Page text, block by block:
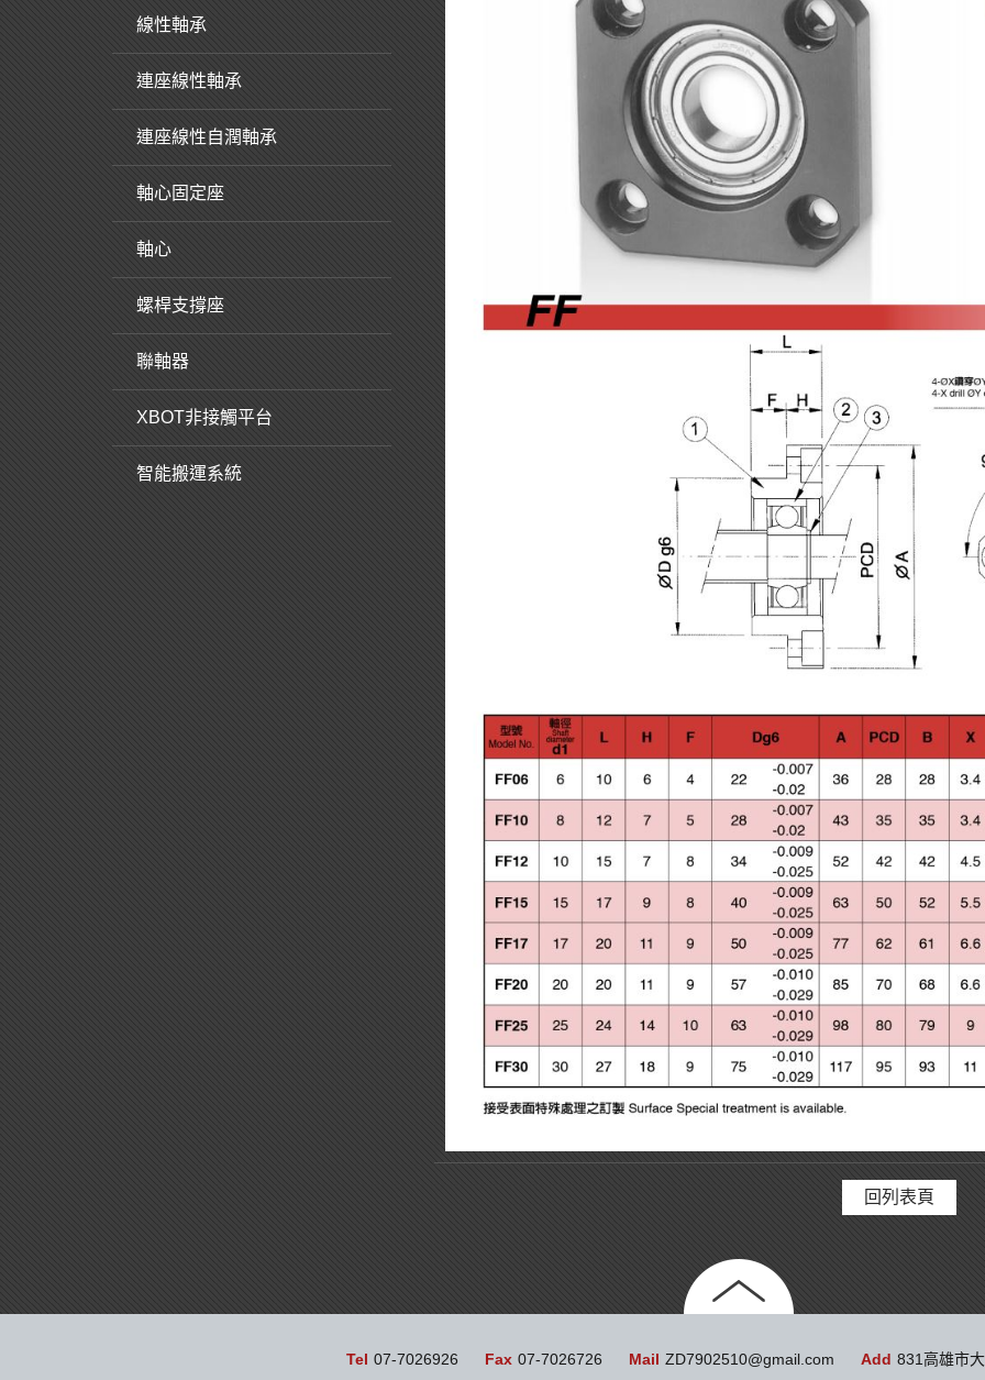
線性軸承
連座線性軸承
連座線性自潤軸承
軸心固定座
軸心
螺桿支撐座
聯軸器
XBOT非接觸平台
智能搬運系統
回列表頁
Tel 07-7026926 Fax 07-7026726 Mail ZD7902510@gmail.com Add 831高雄市